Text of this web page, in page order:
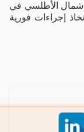
شمال الأطلسي في
إجراءات فورية